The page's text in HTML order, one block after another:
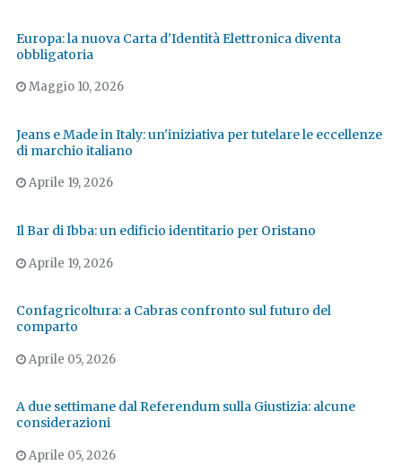
Europa: la nuova Carta d'Identità Elettronica diventa
obbligatoria
Maggio 10, 2026
Jeans e Made in Italy: un'iniziativa per tutelare le eccellenze
di marchio italiano
Aprile 19, 2026
Il Bar di Ibba: un edificio identitario per Oristano
Aprile 19, 2026
Confagricoltura: a Cabras confronto sul futuro del
comparto
Aprile 05, 2026
A due settimane dal Referendum sulla Giustizia: alcune
considerazioni
Aprile 05, 2026